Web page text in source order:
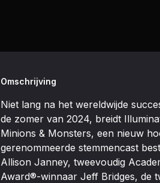
Omschrijving
Niet lang na het wereldwijde
de zomer van 2024, breidt
Minions & Monsters, een nieuw
gerenommeerde stemmencast
Allison Janney, tweevoudig
Award®-winnaar Jeff Bridges, de